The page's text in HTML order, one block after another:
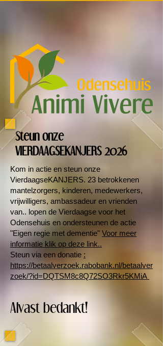
Steun onze
VIERDAAGSEKANJERS 2026
Kom in actie en steun onze
VierdaagseKANJERS. 23 betrokkenen
mantelzorgers, kinderen, medewerkers,
vrijwilligers, ambassadeur en vrienden
van.. lopen de Vierdaagse voor het
Odensehuis en ondersteunen de actie
"Eigen regie met dementie" Voor meer
informatie klik op deze link..
Steun via een donatie :
https://betaalverzoek.rabobank.nl/betaalver
zoek/?id=DQTSM8c8Q72SO3Rkr5KMiA
Alvast bedankt!